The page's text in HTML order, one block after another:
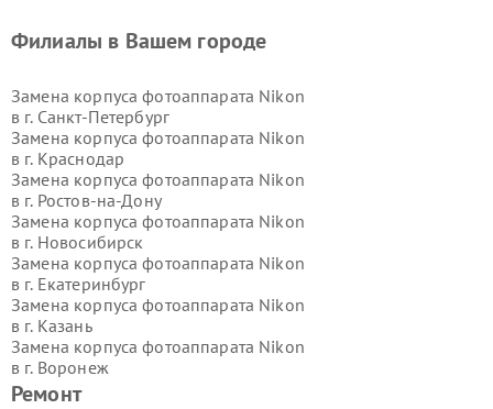
Ремонт
Филиалы в Вашем городе
Замена корпуса фотоаппарата Nikon
в г. Санкт-Петербург
Замена корпуса фотоаппарата Nikon
в г. Краснодар
Замена корпуса фотоаппарата Nikon
в г. Ростов-на-Дону
Замена корпуса фотоаппарата Nikon
в г. Новосибирск
Замена корпуса фотоаппарата Nikon
в г. Екатеринбург
Замена корпуса фотоаппарата Nikon
в г. Казань
Замена корпуса фотоаппарата Nikon
в г. Воронеж
Замена корпуса фотоаппарата Nikon